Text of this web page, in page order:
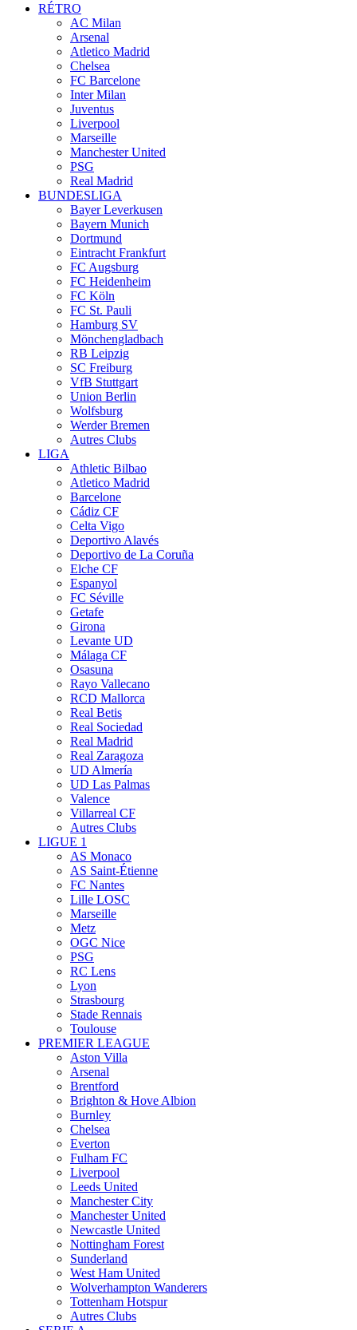
RÉTRO
AC Milan
Arsenal
Atletico Madrid
Chelsea
FC Barcelone
Inter Milan
Juventus
Liverpool
Marseille
Manchester United
PSG
Real Madrid
BUNDESLIGA
Bayer Leverkusen
Bayern Munich
Dortmund
Eintracht Frankfurt
FC Augsburg
FC Heidenheim
FC Köln
FC St. Pauli
Hamburg SV
Mönchengladbach
RB Leipzig
SC Freiburg
VfB Stuttgart
Union Berlin
Wolfsburg
Werder Bremen
Autres Clubs
LIGA
Athletic Bilbao
Atletico Madrid
Barcelone
Cádiz CF
Celta Vigo
Deportivo Alavés
Deportivo de La Coruña
Elche CF
Espanyol
FC Séville
Getafe
Girona
Levante UD
Málaga CF
Osasuna
Rayo Vallecano
RCD Mallorca
Real Betis
Real Sociedad
Real Madrid
Real Zaragoza
UD Almería
UD Las Palmas
Valence
Villarreal CF
Autres Clubs
LIGUE 1
AS Monaco
AS Saint-Étienne
FC Nantes
Lille LOSC
Marseille
Metz
OGC Nice
PSG
RC Lens
Lyon
Strasbourg
Stade Rennais
Toulouse
PREMIER LEAGUE
Aston Villa
Arsenal
Brentford
Brighton & Hove Albion
Burnley
Chelsea
Everton
Fulham FC
Liverpool
Leeds United
Manchester City
Manchester United
Newcastle United
Nottingham Forest
Sunderland
West Ham United
Wolverhampton Wanderers
Tottenham Hotspur
Autres Clubs